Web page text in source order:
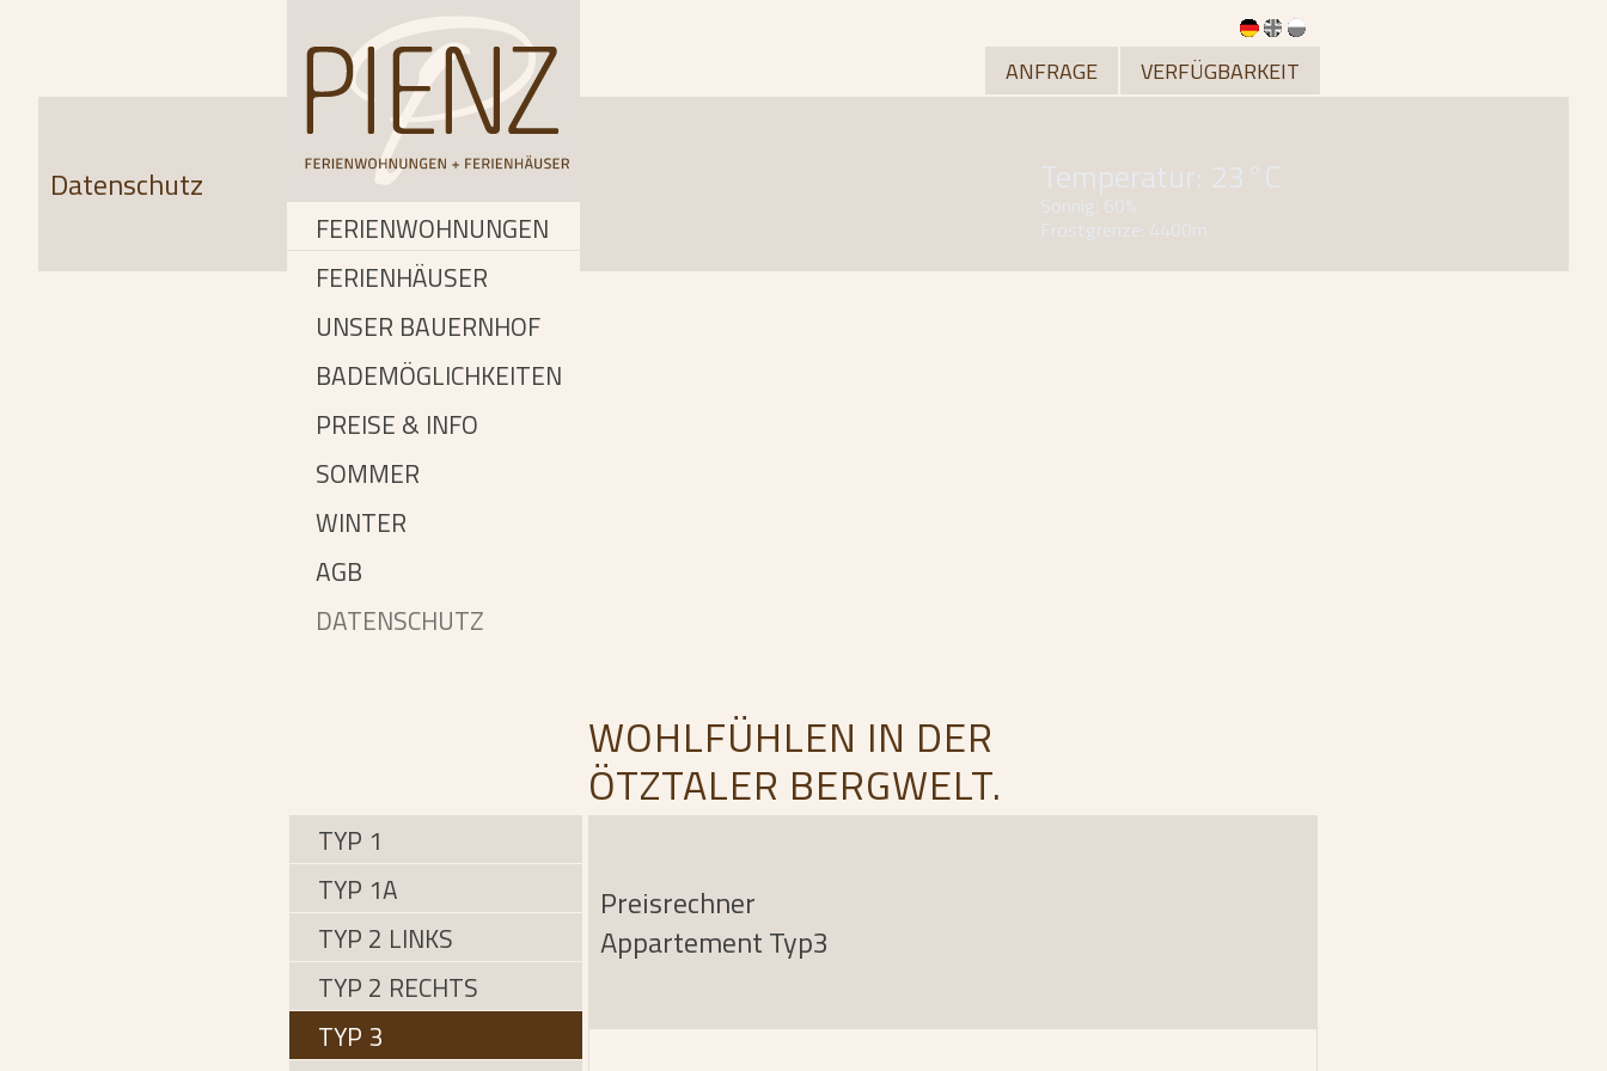
FERIENWOHNUNGEN
FERIENHÄUSER
UNSER BAUERNHOF
BADEMÖGLICHKEITEN
PREISE & INFO
SOMMER
WINTER
AGB
DATENSCHUTZ
VERFÜGBARKEIT
ANFRAGE
Datenschutz Temperatur: 23°C
Sonnig: 60%
Frostgrenze: 4400m
TYP 1
TYP 1A
TYP 2 LINKS
TYP 2 RECHTS
TYP 3
WOHLFÜHLEN IN DER
ÖTZTALER BERGWELT.
Preisrechner
Appartement Typ3